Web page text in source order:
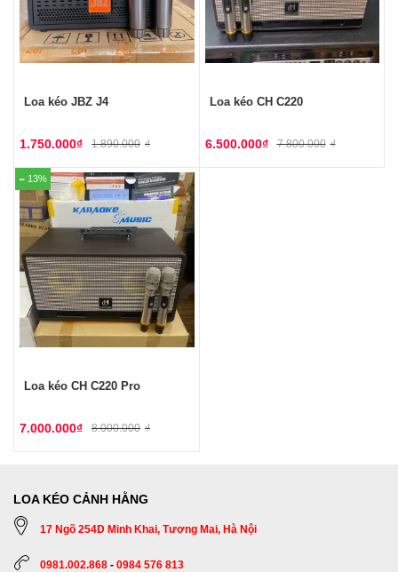
Loa kéo JBZ J4
1.890.000 ₫
1.750.000₫
Loa kéo CH C220
7.800.000 ₫
6.500.000₫
13%
Loa kéo CH C220 Pro
8.000.000 ₫
7.000.000₫
LOA KÉO CẢNH HẰNG
17 Ngõ 254D Minh Khai, Tương Mai, Hà Nội
0981.002.868 - 0984 576 813